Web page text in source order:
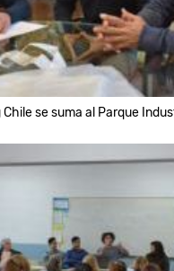
se suma al Parque